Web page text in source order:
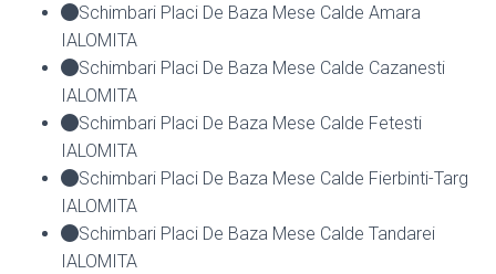
Schimbari Placi De Baza Mese Calde Amara
IALOMITA
Schimbari Placi De Baza Mese Calde Cazanesti
IALOMITA
Schimbari Placi De Baza Mese Calde Fetesti
IALOMITA
Schimbari Placi De Baza Mese Calde Fierbinti-Targ
IALOMITA
Schimbari Placi De Baza Mese Calde Tandarei
IALOMITA